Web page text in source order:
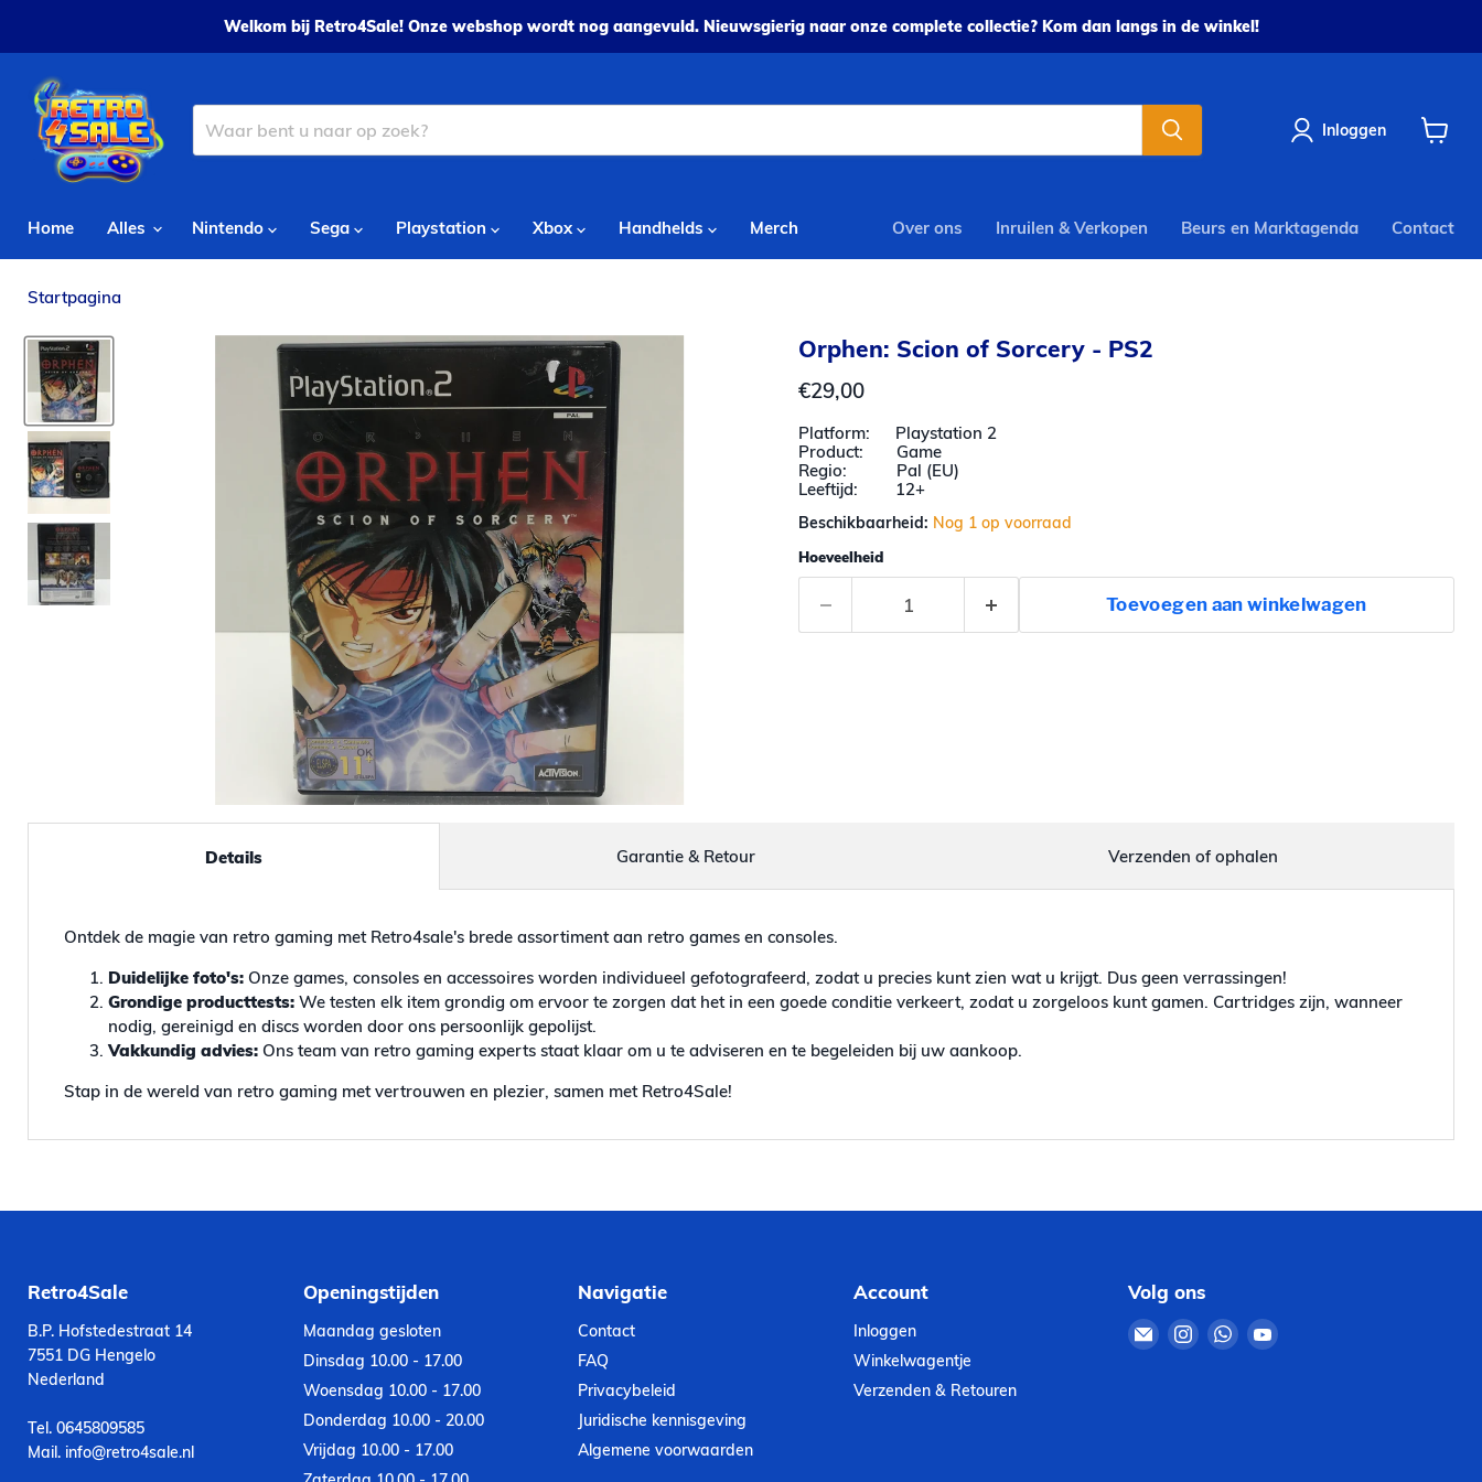
Welkom bij Retro4Sale! Onze webshop wordt nog aangevuld. Nieuwsgierig naar onze complete collectie? Kom dan langs in de winkel!
Inloggen
Home Alles Nintendo Sega Playstation Xbox Handhelds Merch Over ons Inruilen & Verkopen Beurs en Marktagenda Contact
Startpagina
Orphen: Scion of Sorcery - PS2
Huidige prijs
€29,00
Platform: Playstation 2
Product: Game
Regio: Pal (EU)
Leeftijd: 12+
Beschikbaarheid: Nog 1 op voorraad
Hoeveelheid
Toevoegen aan winkelwagen
Details
Ontdek de magie van retro gaming met Retro4sale's brede assortiment aan retro games en consoles.
Duidelijke foto's: Onze games, consoles en accessoires worden individueel gefotografeerd, zodat u precies kunt zien wat u krijgt. Dus geen verrassingen!
Grondige producttests: We testen elk item grondig om ervoor te zorgen dat het in een goede conditie verkeert, zodat u zorgeloos kunt gamen. Cartridges zijn, wanneer
nodig, gereinigd en discs worden door ons persoonlijk gepolijst.
Vakkundig advies: Ons team van retro gaming experts staat klaar om u te adviseren en te begeleiden bij uw aankoop.
Stap in de wereld van retro gaming met vertrouwen en plezier, samen met Retro4Sale!
Garantie & Retour Verzenden of ophalen
Retro4Sale
B.P. Hofstedestraat 14
7551 DG Hengelo
Nederland
Tel. 0645809585
Mail. info@retro4sale.nl
Openingstijden
Maandag gesloten
Dinsdag 10.00 - 17.00
Woensdag 10.00 - 17.00
Donderdag 10.00 - 20.00
Vrijdag 10.00 - 17.00
Navigatie
Contact
FAQ
Privacybeleid
Juridische kennisgeving
Algemene voorwaarden
Account
Inloggen
Winkelwagentje
Verzenden & Retouren
Volg ons
Email
Retro4Sale
Vind
ons
Vind
ons
Vind